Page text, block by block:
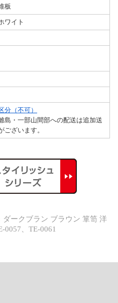
板
ワイト
分（不可）
島・一部山間部への配送は追加送
ございます。
ークブラン ブラウン 箪笥 洋
0057、TE-0061